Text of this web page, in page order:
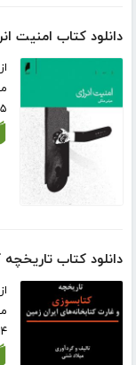
دانلود کتاب امنیت
دانلود کتاب